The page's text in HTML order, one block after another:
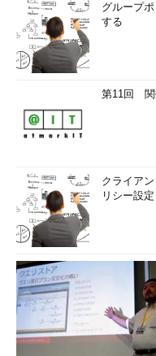
グループ
する
第11回 関
クライア
リシー設定